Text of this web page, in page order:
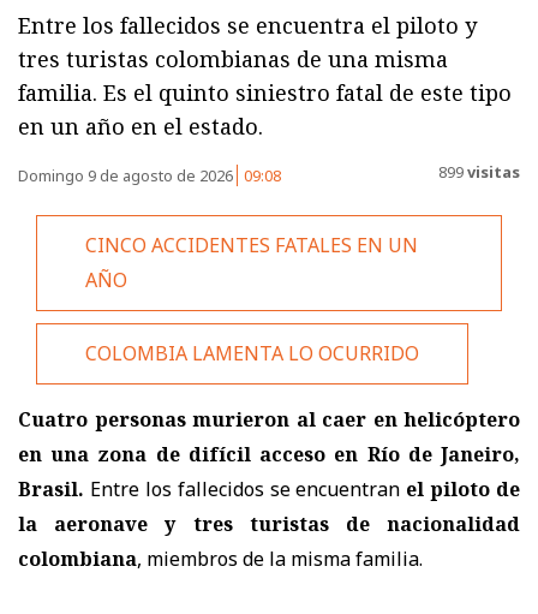
Entre los fallecidos se encuentra el piloto y
tres turistas colombianas de una misma
familia. Es el quinto siniestro fatal de este tipo
en un año en el estado.
Domingo 9 de agosto de 2026 09:08 899visitas
CINCO ACCIDENTES FATALES EN UN
AÑO
COLOMBIA LAMENTA LO OCURRIDO
Cuatro personas murieron al caer en helicóptero
en una zona de difícil acceso en Río de Janeiro,
Brasil. Entre los fallecidos se encuentran el piloto de
la aeronave y
tres turistas de nacionalidad
colombiana, miembros de la misma familia.